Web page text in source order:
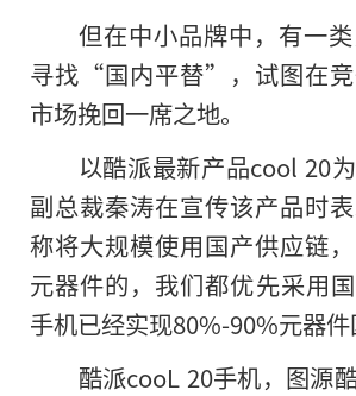
但在中小品牌中，有一
寻找“国内平替”，试图在
市场挽回一席之地。
以酷派最新产品cool 20
副总裁秦涛在宣传该产品时
称将大规模使用国产供应链
元器件的，我们都优先采用
手机已经实现80%-90%元器件
酷派cooL 20手机，图